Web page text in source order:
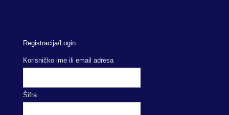
Registracija/Login
Korisničko ime ili email adresa
Šifra